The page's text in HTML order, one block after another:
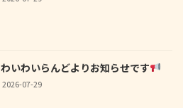
わいわいらんどよりお知らせです
2026-07-29